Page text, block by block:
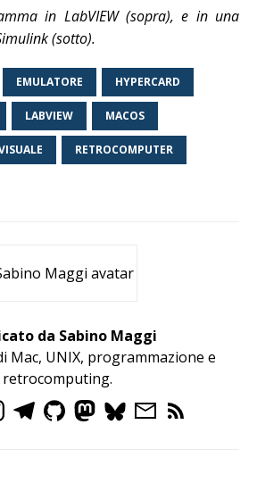
in LabVIEW (sopra), e in una
(sotto).
EMULATORE HYPERCARD
LABVIEW MACOS
RETROCOMPUTER
da Sabino Maggi
Mac, UNIX, programmazione e
retrocomputing.